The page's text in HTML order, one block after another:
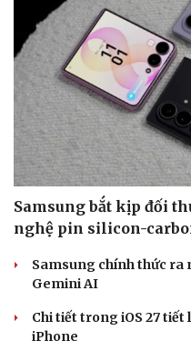
Samsung bắt kịp đối
nghệ pin silicon-
Samsung chính thức
Gemini AI
Chi tiết trong iOS 27
iPhone